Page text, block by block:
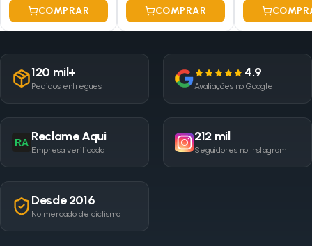
COMPRAR COMPRAR
120 mil+
Pedidos entregues
4.9
Avaliações no Google
RA Reclame Aqui
Empresa verificada
212 mil
Seguidores no Instagram
Desde 2016
No mercado de ciclismo